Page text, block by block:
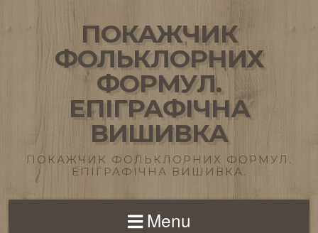
ПОКАЖЧИК
ФОЛЬКЛОРНИХ
ФОРМУЛ.
ЕПІГРАФІЧНА
ВИШИВКА
ПОКАЖЧИК ФОЛЬКЛОРНИХ ФОРМУЛ.
ЕПІГРАФІЧНА ВИШИВКА.
Menu